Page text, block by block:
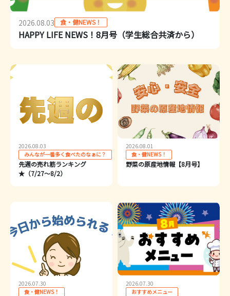
2026.08.03 食・健NEWS！
HAPPY LIFE NEWS！8月号（学生総合共済から）
2026.08.03
みんなが一番多く食べたのなぁに？
先週の売れ筋ランキング
★（7/27～8/2）
2026.08.01
食・健NEWS！
野菜の原産地情報【8月号】
2026.07.30
食・健NEWS！
2026.07.30
おすすめメニュー